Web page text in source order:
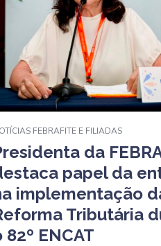
FEBRAFITE E FILIADAS
da
papel da
implementação
Tributária
82º ENCAT